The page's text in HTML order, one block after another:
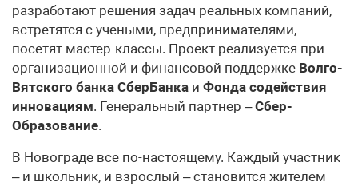
разработают решения задач реальных компаний,
встретятся с учеными, предпринимателями,
посетят мастер-классы. Проект реализуется при
организационной и финансовой поддержке Волго-
Вятского банка СберБанка и Фонда содействия
инновациям. Генеральный партнер –Сбер­
Образование.
В Новограде все по-настоящему. Каждый участник
– и школьник, и взрослый – становится жителем